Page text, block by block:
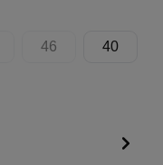
verfügbar.)
ist zurzeit nicht verfügbar.)
Option ist zurzeit nicht
46
(Diese Option ist
40